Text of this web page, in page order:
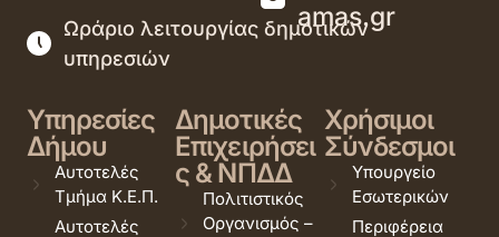
amas.gr
Ωράριο λειτουργίας δημοτικών
υπηρεσιών
Υπηρεσίες
Δήμου
Αυτοτελές
Τμήμα Κ.Ε.Π.
Αυτοτελές
Δημοτικές
Επιχειρήσει
ς & ΝΠΔΔ
Πολιτιστικός
Οργανισμός –
Χρήσιμοι
Σύνδεσμοι
Υπουργείο
Εσωτερικών
Περιφέρεια